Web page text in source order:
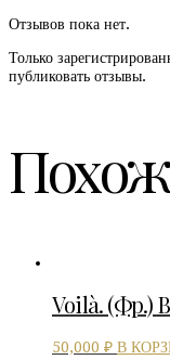
Отзывов пока нет.
Только
публиковать отзывы.
Voilà. (фр.)
50,000 ₽ В